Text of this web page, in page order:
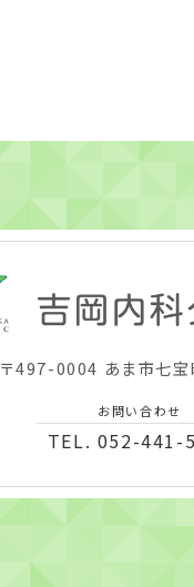
〒497-0004 あま市七
お問い合わせ
TEL. 052-441-